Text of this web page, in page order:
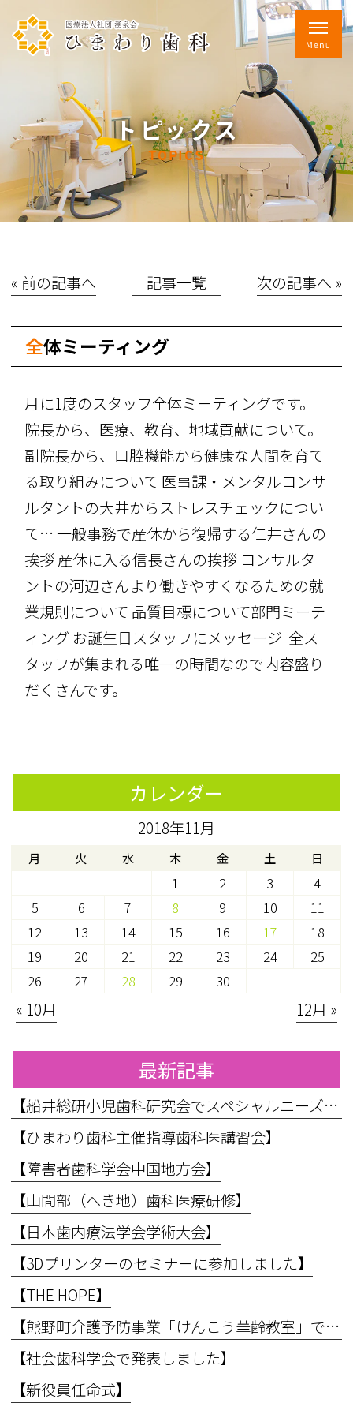
トピックス
TOPICS
« 前の記事へ │記事一覧│ 次の記事へ »
全体ミーティング
月に1度のスタッフ全体ミーティングです。
院長から、医療、教育、地域貢献について。
副院長から、口腔機能から健康な人間を育て
る取り組みについて 医事課・メンタルコンサ
ルタントの大井からストレスチェックについ
て… 一般事務で産休から復帰する仁井さんの
挨拶産休に入る信長さんの挨拶 コンサルタ
ントの河辺さんより働きやすくなるための就
業規則について 品質目標について部門ミーテ
ィング お誕生日スタッフにメッセージ 全ス
タッフが集まれる唯一の時間なので内容盛り
だくさんです。
カレンダー
2018年11月
月 火 水 木 金 土 日
1 2 3
4
5
6 7 8 9 10
11
12
13 14 15 16 17
18
19
20 21 22 23 24
25
26
27 28 29 30
« 10月 12月 »
最新記事
【船井総研小児歯科研究会でスペシャルニーズ対応のお話をしてきました】
【ひまわり歯科主催指導歯科医講習会】
【障害者歯科学会中国地方会】
【山間部（へき地）歯科医療研修】
【日本歯内療法学会学術大会】
【3Dプリンターのセミナーに参加しました】
【THE HOPE】
【熊野町介護予防事業「けんこう華齢教室」で講義を行いました】
【社会歯科学会で発表しました】
【新役員任命式】